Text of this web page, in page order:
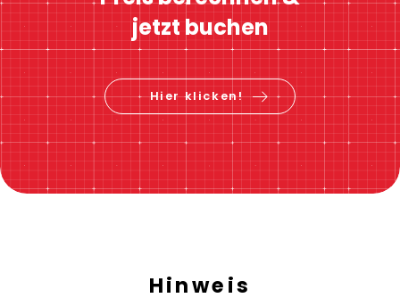
Sofortige Preisberechnung
Preis berechnen &
jetzt buchen